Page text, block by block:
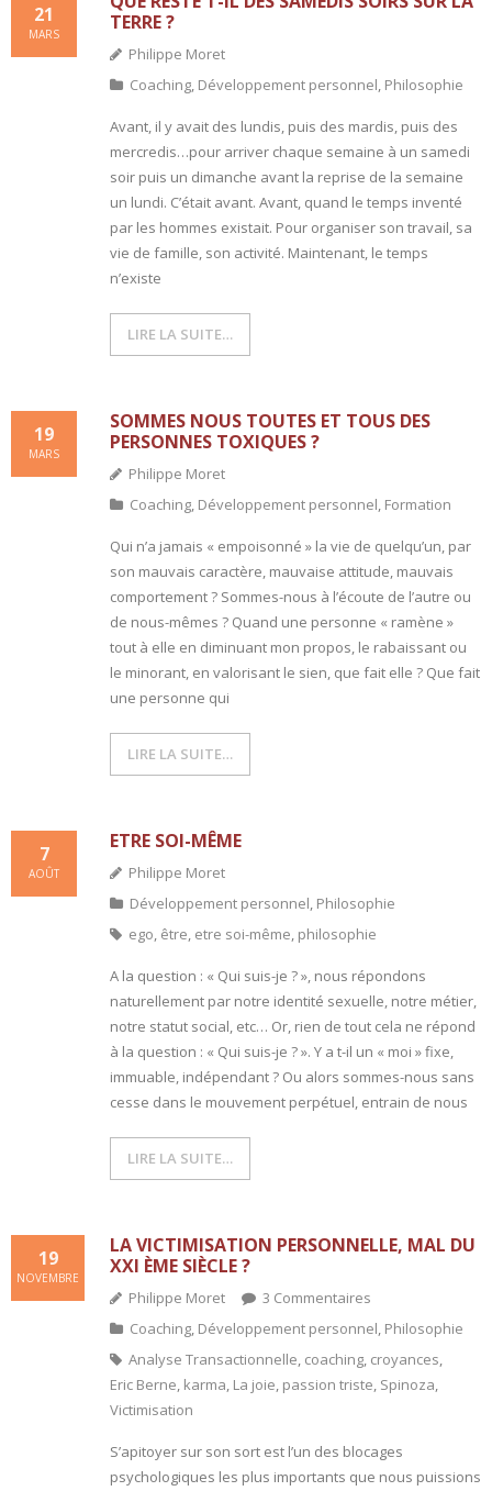
TERRE ?
21
MARS
Philippe Moret
Coaching, Développement personnel, Philosophie
Avant, il y avait des lundis, puis des mardis, puis des
mercredis…pour arriver chaque semaine à un samedi
soir puis un dimanche avant la reprise de la semaine
un lundi. C’était avant. Avant, quand le temps inventé
par les hommes existait. Pour organiser son travail, sa
vie de famille, son activité. Maintenant, le temps
n’existe
LIRE LA SUITE…
SOMMES NOUS TOUTES ET TOUS DES
PERSONNES TOXIQUES ?
19
MARS
Philippe Moret
Coaching, Développement personnel, Formation
Qui n’a jamais « empoisonné » la vie de quelqu’un, par
son mauvais caractère, mauvaise attitude, mauvais
comportement ? Sommes-nous à l’écoute de l’autre ou
de nous-mêmes ? Quand une personne « ramène »
tout à elle en diminuant mon propos, le rabaissant ou
le minorant, en valorisant le sien, que fait elle ? Que fait
une personne qui
LIRE LA SUITE…
ETRE SOI-MÊME
7
AOÛT
Philippe Moret
Développement personnel, Philosophie
ego, être, etre soi-même, philosophie
A la question : « Qui suis-je ? », nous répondons
naturellement par notre identité sexuelle, notre métier,
notre statut social, etc… Or, rien de tout cela ne répond
à la question : « Qui suis-je ? ». Y a t-il un « moi » fixe,
immuable, indépendant ? Ou alors sommes-nous sans
cesse dans le mouvement perpétuel, entrain de nous
LIRE LA SUITE…
LA VICTIMISATION PERSONNELLE, MAL DU
XXI ÈME SIÈCLE ?
19
NOVEMBRE
Philippe Moret 3 Commentaires
Coaching, Développement personnel, Philosophie
Analyse Transactionnelle, coaching, croyances,
Eric Berne, karma, La joie, passion triste, Spinoza,
Victimisation
S’apitoyer sur son sort est l’un des blocages
psychologiques les plus importants que nous puissions